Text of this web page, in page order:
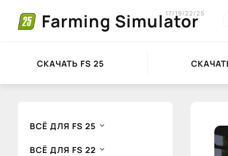
Farming Simulator
17/19/22/25
СКАЧАТЬ FS 25
ВСЁ ДЛЯ FS 25
ВСЁ ДЛЯ FS 22